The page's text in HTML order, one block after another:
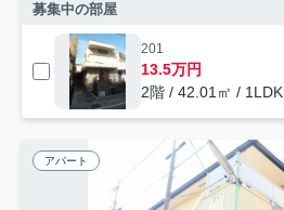
募集中の部屋
201
13.5万円
2階 / 42.01㎡ / 1LDK
アパート